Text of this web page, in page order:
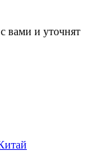
вами и уточнят